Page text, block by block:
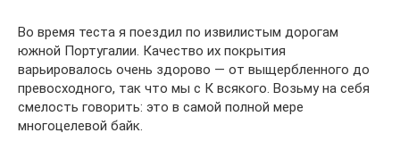
Во время теста я поездил по извилистым дорогам
южной Португалии. Качество их покрытия
варьировалось очень здорово — от выщербленного до
превосходного, так что мы с К всякого. Возьму на себя
смелость говорить: это в самой полной мере
многоцелевой байк.